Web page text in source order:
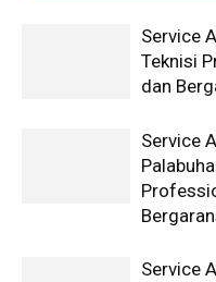
Service
Teknisi
dan
Service
Service